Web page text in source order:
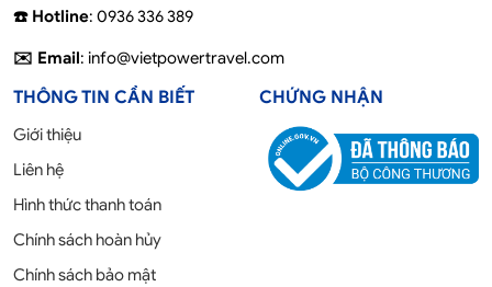
☎️ Hotline: 0936 336 389
✉️ Email: info@vietpowertravel.com
THÔNG TIN CẦN BIẾT
Giới thiệu
Liên hệ
Hình thức thanh toán
Chính sách hoàn hủy
Chính sách bảo mật
CHỨNG NHẬN